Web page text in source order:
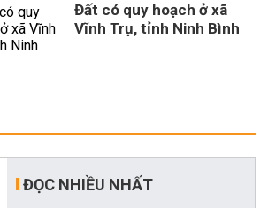
Đất có quy hoạch ở xã
Vĩnh Trụ, tỉnh Ninh Bình
ĐỌC NHIỀU NHẤT